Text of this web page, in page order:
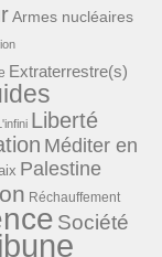
Armes nucléaires
Extraterrestre(s)
Liberté
Méditer en
Palestine
Réchauffement
Société